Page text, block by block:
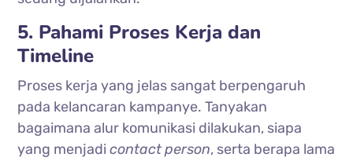
5. Pahami Proses Kerja dan
Timeline
Proses kerja yang jelas sangat berpengaruh
pada kelancaran kampanye. Tanyakan
bagaimana alur komunikasi dilakukan, siapa
yang menjadicontact person, serta berapa lama